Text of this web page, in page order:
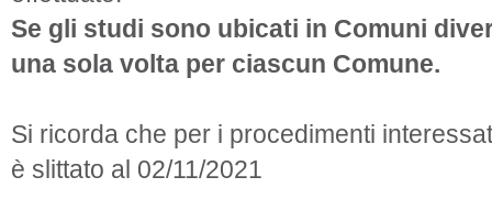
Se gli studi sono ubicati in Comuni
una sola volta per ciascun Comune.
Si ricorda che per i procedimenti
è slittato al 02/11/2021